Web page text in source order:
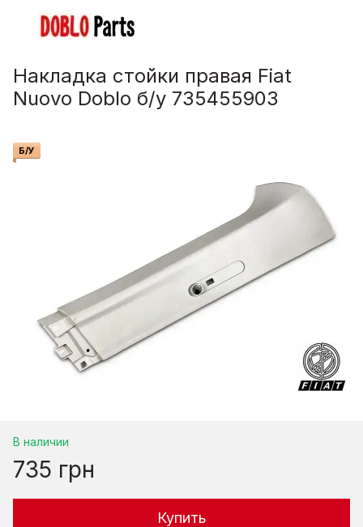
Накладка стойки правая Fiat
Nuovo Doblo б/у 735455903
Б/У
В наличии
735 грн
Купить